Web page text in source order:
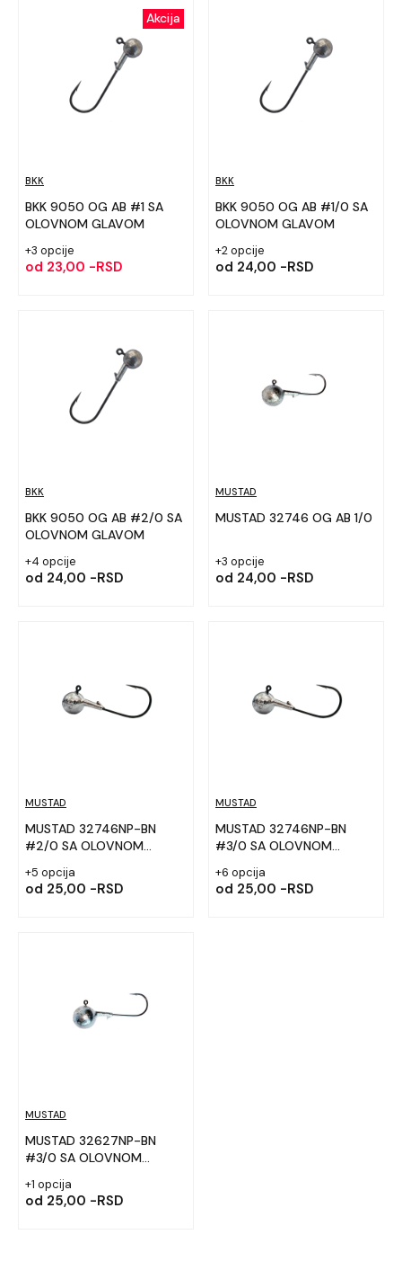
Akcija
BKK
BKK 9050 OG AB #1 SA
OLOVNOM GLAVOM
+3 opcije
od 23,00 -RSD
BKK
BKK 9050 OG AB #1/0 SA
OLOVNOM GLAVOM
+2 opcije
od 24,00 -RSD
BKK
BKK 9050 OG AB #2/0 SA
OLOVNOM GLAVOM
+4 opcije
od 24,00 -RSD
MUSTAD
MUSTAD 32746 OG AB 1/0
+3 opcije
od 24,00 -RSD
MUSTAD
MUSTAD 32746NP-BN
#2/0 SA OLOVNOM
+5 opcija
od 25,00 -RSD
MUSTAD
MUSTAD 32746NP-BN
#3/0 SA OLOVNOM
+6 opcija
od 25,00 -RSD
MUSTAD
MUSTAD 32627NP-BN
#3/0 SA OLOVNOM
+1 opcija
od 25,00 -RSD